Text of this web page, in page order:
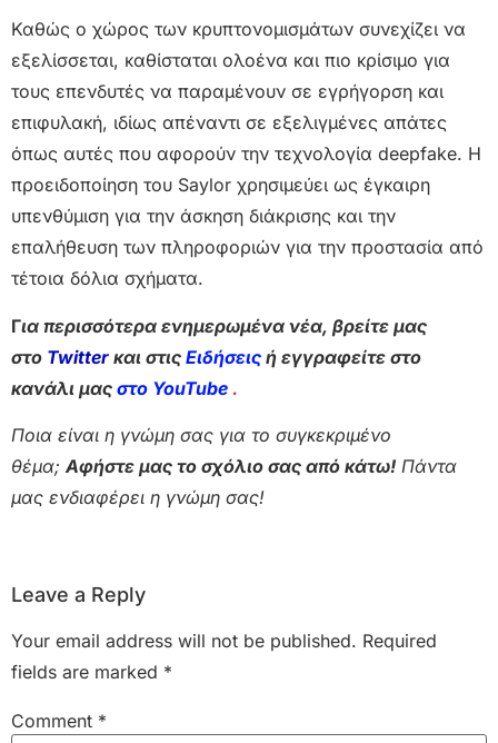
Καθώς ο χώρος των κρυπτονομισμάτων συνεχίζει να
εξελίσσεται, καθίσταται ολοένα και πιο κρίσιμο για
τους επενδυτές να παραμένουν σε εγρήγορση και
επιφυλακή, ιδίως απέναντι σε εξελιγμένες απάτες
όπως αυτές που αφορούν την τεχνολογία deepfake. Η
προειδοποίηση του Saylor χρησιμεύει ως έγκαιρη
υπενθύμιση για την άσκηση διάκρισης και την
επαλήθευση των πληροφοριών για την προστασία από
τέτοια δόλια σχήματα.
Για περισσότερα ενημερωμένα νέα, βρείτε μας
στο Twitter και στις Ειδήσεις ή εγγραφείτε στο
κανάλι μας στο YouTube .
Ποια είναι η γνώμη σας για το συγκεκριμένο
θέμα;Αφήστε μας το σχόλιο σας από κάτω! Πάντα
μας ενδιαφέρει η γνώμη σας!
Leave a Reply
Your email address will not be published. Required
fields are marked *
Comment *